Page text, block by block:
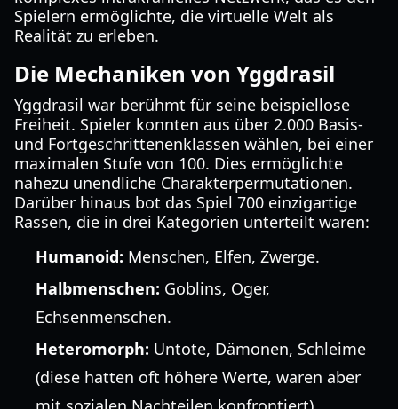
Spielern ermöglichte, die virtuelle Welt als
Realität zu erleben.
Die Mechaniken von Yggdrasil
Yggdrasil war berühmt für seine beispiellose
Freiheit. Spieler konnten aus über 2.000 Basis-
und Fortgeschrittenenklassen wählen, bei einer
maximalen Stufe von 100. Dies ermöglichte
nahezu unendliche Charakterpermutationen.
Darüber hinaus bot das Spiel 700 einzigartige
Rassen, die in drei Kategorien unterteilt waren:
Humanoid: Menschen, Elfen, Zwerge.
Halbmenschen: Goblins, Oger,
Echsenmenschen.
Heteromorph: Untote, Dämonen, Schleime
(diese hatten oft höhere Werte, waren aber